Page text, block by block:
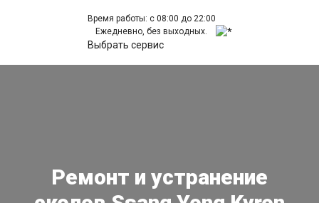
Время работы: с 08:00 до 22:00
Ежедневно, без выходных.
Выбрать сервис
Ремонт и устранение